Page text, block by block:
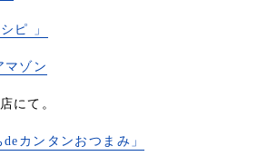
ピ 」
マゾン
にて。
カンタンおつまみ」